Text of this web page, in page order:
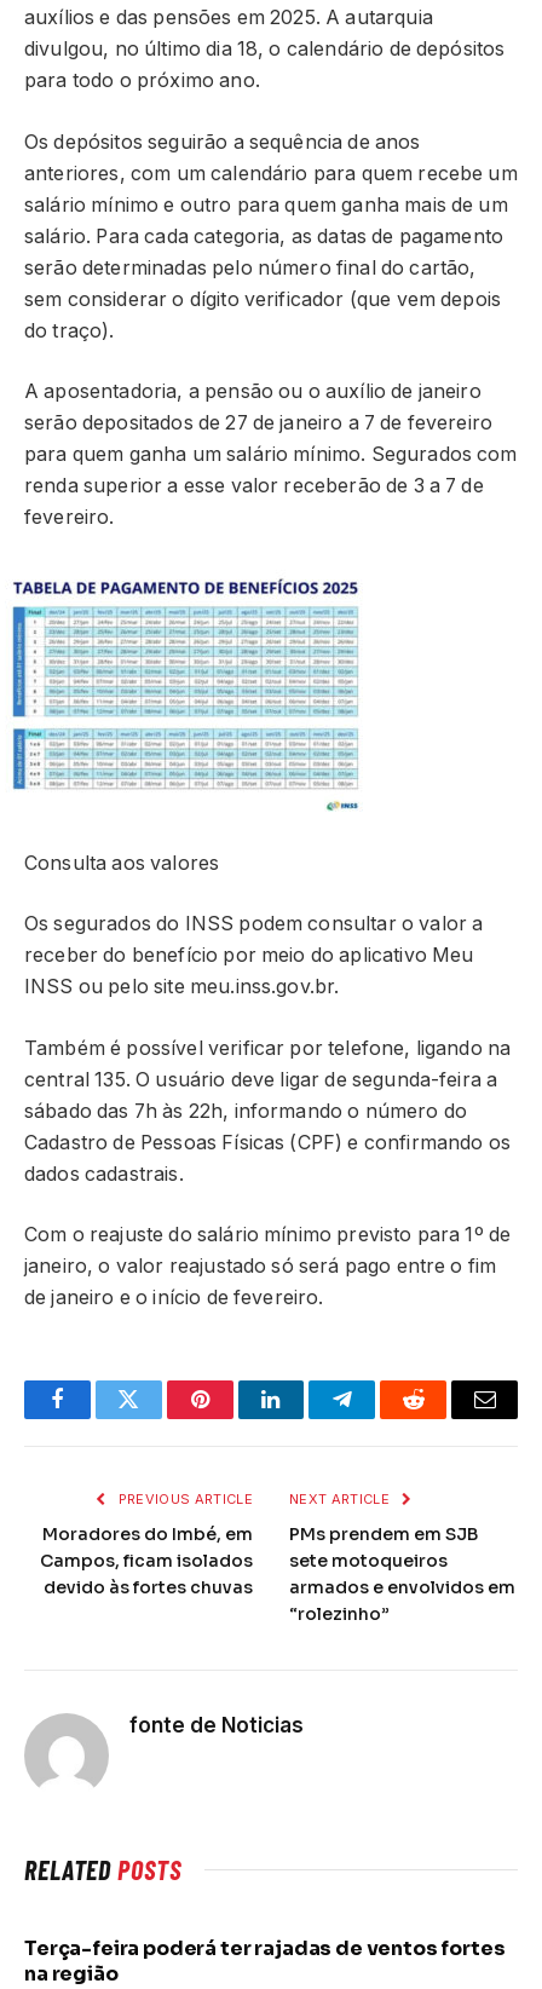
auxílios e das pensões em 2025. A autarquia
divulgou, no último dia 18, o calendário de depósitos
para todo o próximo ano.
Os depósitos seguirão a sequência de anos
anteriores, com um calendário para quem recebe um
salário mínimo e outro para quem ganha mais de um
salário. Para cada categoria, as datas de pagamento
serão determinadas pelo número final do cartão,
sem considerar o dígito verificador (que vem depois
do traço).
A aposentadoria, a pensão ou o auxílio de janeiro
serão depositados de 27 de janeiro a 7 de fevereiro
para quem ganha um salário mínimo. Segurados com
renda superior a esse valor receberão de 3 a 7 de
fevereiro.
Consulta aos valores
Os segurados do INSS podem consultar o valor a
receber do benefício por meio do aplicativo Meu
INSS ou pelo site meu.inss.gov.br.
Também é possível verificar por telefone, ligando na
central 135. O usuário deve ligar de segunda-feira a
sábado das 7h às 22h, informando o número do
Cadastro de Pessoas Físicas (CPF) e confirmando os
dados cadastrais.
Com o reajuste do salário mínimo previsto para 1º de
janeiro, o valor reajustado só será pago entre o fim
de janeiro e o início de fevereiro.
FacebookTwitter PinterestLinkedInTelegramReddit Email
PREVIOUS ARTICLE
Moradores do Imbé, em
Campos, ficam isolados
devido às fortes chuvas
NEXT ARTICLE
PMs prendem em SJB
sete motoqueiros
armados e envolvidos em
“rolezinho”
fonte de Noticias
RELATEDPOSTS
Terça-feira poderá ter rajadas de ventos fortes
na região